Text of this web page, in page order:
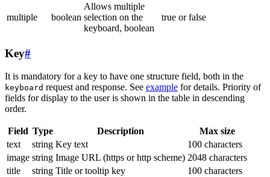
multiple boolean
Allows multiple
selection on the
keyboard, boolean
true or false
Key#
It is mandatory for a key to have one structure field, both in the
keyboard request and response. See example for details. Priority of
fields for display to the user is shown in the table in descending
order.
Field Type Description
Max size
text
string Key text
100 characters
image string Image URL (https or http scheme) 2048 characters
title
string Title or tooltip key
100 characters